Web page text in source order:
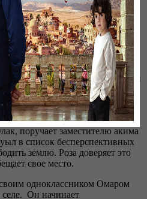
сельских жителей.
в городе разорился, и он
Лиду уехать жить в село
интересует расположение, и
поручает заместителю акима
в список бесперспективных
землю. Роза доверяет это
свое место.
одноклассником Омаром
селе. Он начинает